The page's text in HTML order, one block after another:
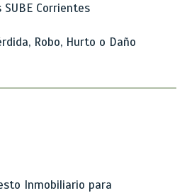
Corrientes
Robo, Hurto o Daño
Inmobiliario para